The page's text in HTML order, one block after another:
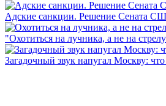
Адские санкции. Решение Сената
"Охотиться на лучника, а не на
Загадочный звук напугал Москву: